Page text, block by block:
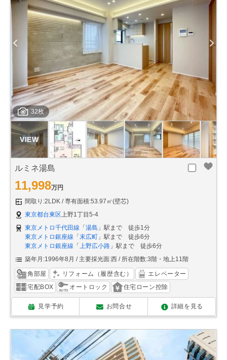
32枚
ルミネ湯島
11,998万円
間取り:2LDK
専有面積:53.97㎡(壁芯)
東京都台東区上野1丁目5-4
東京メトロ千代田線 「 湯島 」駅まで 徒歩1分
東京メトロ銀座線 「 末広町 」駅まで 徒歩6分
東京メトロ銀座線 「 上野広小路 」駅まで 徒歩6分
築年月:1996年8月
主要採光面:西 所在階数:3階・地上11階
角部屋 リフォーム（履歴含む）
エレベーター
宅配BOX
オートロック 住宅ローン控除
見学予約 お問合せ 詳細を見る